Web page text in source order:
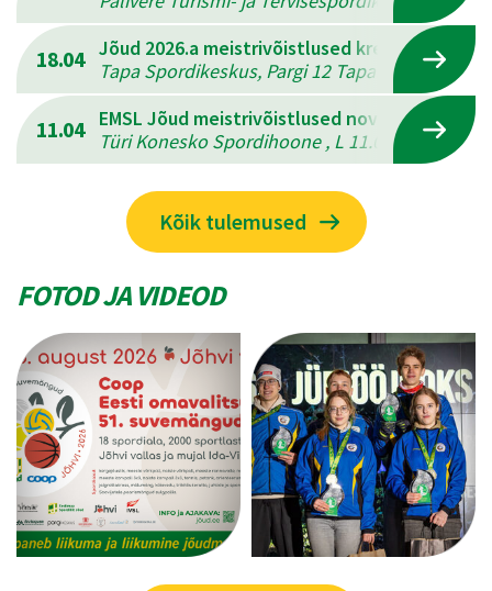
18.04 Jõud 2026.a meistrivõistlused kreeka-rooma
Tapa Spordikeskus, Pargi 12 Tapal , L
11.04
EMSL Jõud meistrivõistlused novuses
Türi Konesko Spordihoone , L 11.04.2026 - P
Kõik tulemused
FOTOD JA VIDEOD